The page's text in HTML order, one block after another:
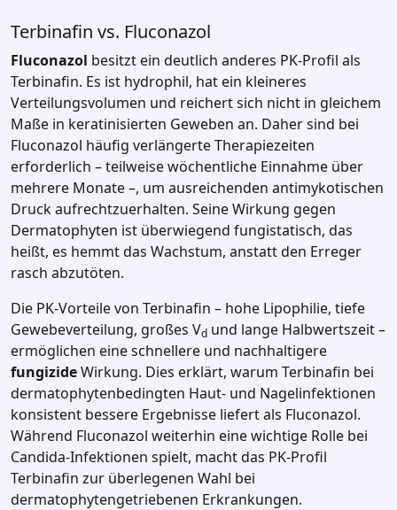
Terbinafin vs. Fluconazol
Fluconazol besitzt ein deutlich anderes PK‑Profil als
Terbinafin. Es ist hydrophil, hat ein kleineres
Verteilungsvolumen und reichert sich nicht in gleichem
Maße in keratinisierten Geweben an. Daher sind bei
Fluconazol häufig verlängerte Therapiezeiten
erforderlich – teilweise wöchentliche Einnahme über
mehrere Monate –, um ausreichenden antimykotischen
Druck aufrechtzuerhalten. Seine Wirkung gegen
Dermatophyten ist überwiegend fungistatisch, das
heißt, es hemmt das Wachstum, anstatt den Erreger
rasch abzutöten.
Die PK‑Vorteile von Terbinafin – hohe Lipophilie, tiefe
Gewebeverteilung, großes Vd und lange Halbwertszeit –
ermöglichen eine schnellere und nachhaltigere
fungizideWirkung. Dies erklärt, warum Terbinafin bei
dermatophytenbedingten Haut‑ und Nagelinfektionen
konsistent bessere Ergebnisse liefert als Fluconazol.
Während Fluconazol weiterhin eine wichtige Rolle bei
Candida‑Infektionen spielt, macht das PK‑Profil
Terbinafin zur überlegenen Wahl bei
dermatophytengetriebenen Erkrankungen.